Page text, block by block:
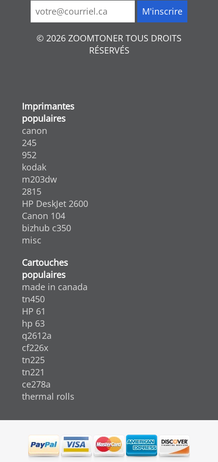
© 2026 ZOOMTONER TOUS DROITS
RÉSERVÉS
Imprimantes
populaires
canon
245
952
kodak
m203dw
2815
HP DeskJet 2600
Canon 104
bizhub c350
misc
Cartouches
populaires
made in canada
tn450
HP 61
hp 63
q2612a
cf226x
tn225
tn221
ce278a
thermal rolls